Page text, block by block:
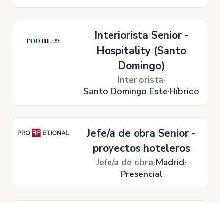
Interiorista Senior -
Hospitality (Santo
Domingo)
Interiorista
Santo Domingo Este Híbrido
Jefe/a de obra Senior -
proyectos hoteleros
Jefe/a de obra Madrid
Presencial